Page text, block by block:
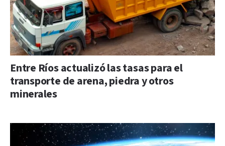
Entre Ríos actualizó las tasas para el
transporte de arena, piedra y otros
minerales